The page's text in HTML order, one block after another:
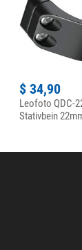
$ 34,90
Leofoto QDC-
Stativbein